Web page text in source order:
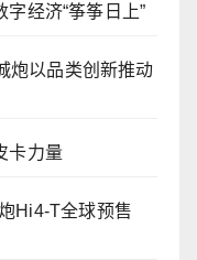
字经济“筝筝日上”
炮以品类创新推动
卡力量
Hi4-T全球预售